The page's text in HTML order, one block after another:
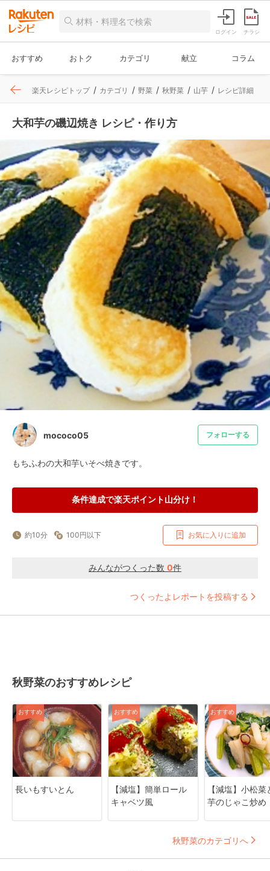
ログイン チラシ
おすすめ おトク カテゴリ 献立 コラム
楽天レシピトップ カテゴリ 野菜 秋野菜 山芋 レシピ詳細
大和芋の磯辺焼き レシピ・作り方
mococo05 フォローする
もちふわの大和芋いそべ焼きです。
条件達成で楽天ポイント山分け！
約10分 100円以下 お気に入りに追加
みんながつくった数 0件
つくったよレポートを投稿する
秋野菜のおすすめレシピ
おすすめ
長いもすいとん
おすすめ
【減塩】簡単ロール
キャベツ風
おすすめ
【減塩】小松菜
芋のじゃこ炒め
秋野菜のカテゴリへ